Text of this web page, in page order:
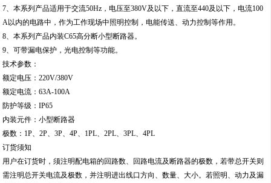
7、本系列产品适用于交流50Hz，电压至380V及以下，直流至440及以下，电流100
A以内的电路中，作为工作现场中照明控制，电能传送、动力控制等作用。
8、本系列产品内装C65高分断小型断路器。
9、可带漏电保护，光电控制等功能。
技术参数：
额定电压：220V/380V
额定电流：63A-100A
防护等级：IP65
内装元件：小型断路器
极数：1P、2P、3P、4P、1PL、2PL、3PL、4PL
订货须知
用户在订货时，须注明配电箱的回路数、回路电流及断路器的极数，若带总开关则
需注明总开关电流及极数，并注明进出线口方向、数量、大小。若照明、动力及漏